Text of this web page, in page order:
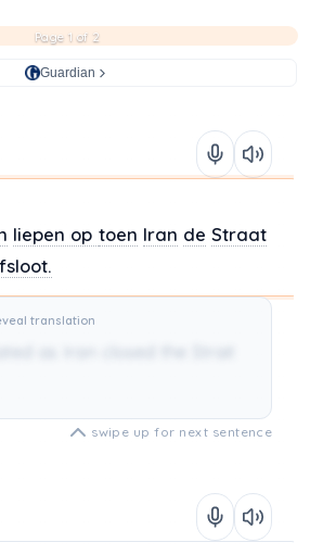
Page 1 of 2
Guardian
liepen op toen Iran de Straat
translation
swipe up for next sentence